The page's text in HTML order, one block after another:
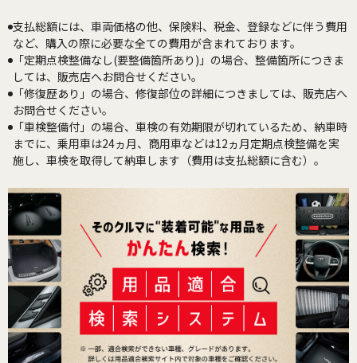
支払総額には、車両価格の他、保険料、税金、登録などに伴う費用
など、購入の際に必要な全ての費用が含まれております。
「定期点検整備なし(要整備箇所あり)」の場合、整備箇所につきま
しては、販売店へお問合せください。
「修復歴あり」の場合、修復部位の詳細につきましては、販売店へ
お問合せください。
「車検整備付」の場合、車検の有効期限が切れているため、納車時
までに、乗用車は24ヵ月、商用車などは12ヵ月定期点検整備を実
施し、車検を取得して納車します（費用は支払総額に含む）。